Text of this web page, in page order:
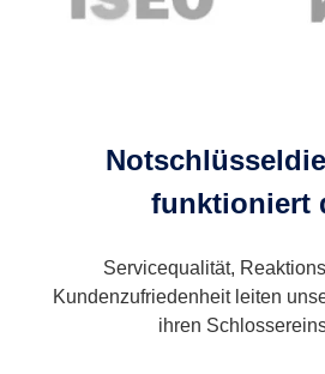
funktioniert
Servicequalität,
Kundenzufriedenheit leiten
ihren